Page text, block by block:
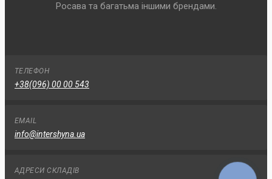
Росава та багатьма іншими брендами.
ТЕЛЕФОН
+38(096) 00 00 543
EMAIL
info@intershyna.ua
АДРЕСИ СКЛАДІВ